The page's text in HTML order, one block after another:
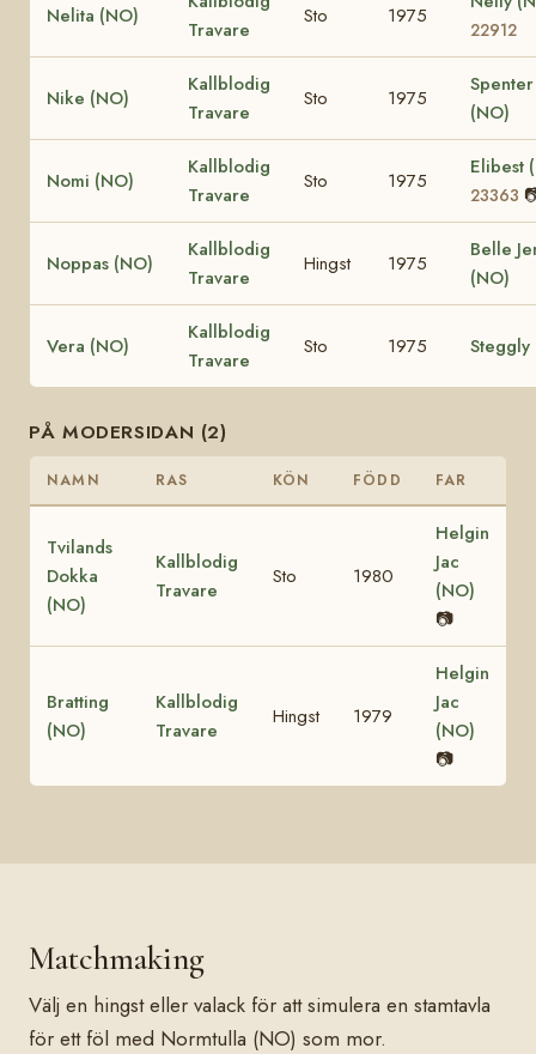
Nelita (NO)
Travare
Sto 1975
22912
Nike (NO)
Kallblodig
Travare
Sto 1975
(NO)
Nomi (NO)
Kallblodig
Travare
Sto 1975
Elibest
23363
Noppas (NO)
Kallblodig
Travare
Hingst 1975
Belle
(NO)
Vera (NO)
Kallblodig
Travare
Sto 1975 Steggly
PÅ MODERSIDAN (2)
NAMN RAS KÖN FÖDD FAR
Tvilands
Dokka
(NO)
Kallblodig
Travare
Sto 1980
Helgin
Jac
(NO)
📷
Bratting
(NO)
Kallblodig
Travare
Hingst 1979
Helgin
Jac
(NO)
📷
Matchmaking
Välj en hingst eller valack för att simulera en stamtavla
för ett föl med Normtulla (NO) som mor.